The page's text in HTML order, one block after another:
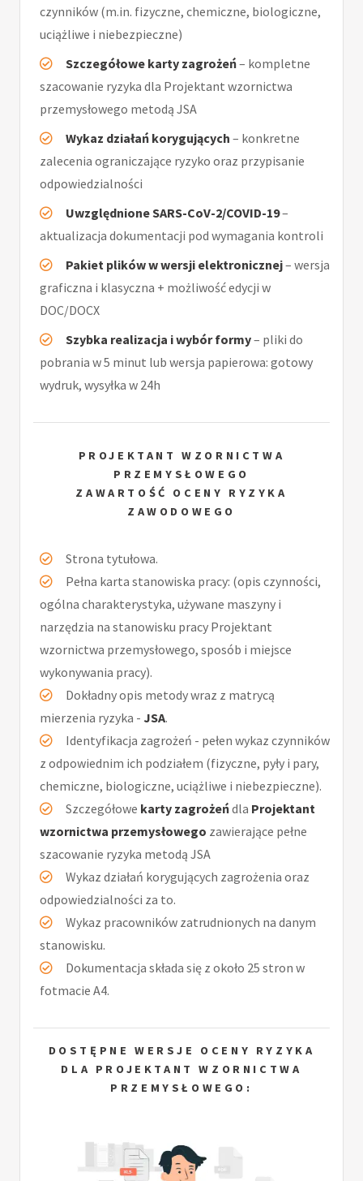
czynników (m.in. fizyczne, chemiczne, biologiczne,
uciążliwe i niebezpieczne)
Szczegółowe karty zagrożeń– kompletne
szacowanie ryzyka dla Projektant wzornictwa
przemysłowego metodą JSA
Wykaz działań korygujących – konkretne
zalecenia ograniczające ryzyko oraz przypisanie
odpowiedzialności
Uwzględnione SARS-CoV-2/COVID-19–
aktualizacja dokumentacji pod wymagania kontroli
Pakiet plików w wersji elektronicznej– wersja
graficzna i klasyczna + możliwość edycji w
DOC/DOCX
Szybka realizacja i wybór formy– pliki do
pobrania w 5 minut lub wersja papierowa: gotowy
wydruk, wysyłka w 24h
PROJEKTANT WZORNICTWA
PRZEMYSŁOWEGO
ZAWARTOŚĆ OCENY RYZYKA
ZAWODOWEGO
Strona tytułowa.
Pełna karta stanowiska pracy: (opis czynności,
ogólna charakterystyka, używane maszyny i
narzędzia na stanowisku pracy Projektant
wzornictwa przemysłowego, sposób i miejsce
wykonywania pracy).
Dokładny opis metody wraz z matrycą
mierzenia ryzyka - JSA.
Identyfikacja zagrożeń - pełen wykaz czynników
z odpowiednim ich podziałem (fizyczne, pyły i pary,
chemiczne, biologiczne, uciążliwe i niebezpieczne).
Szczegółowe karty zagrożeńdla Projektant
wzornictwa przemysłowego zawierające pełne
szacowanie ryzyka metodą JSA
Wykaz działań korygujących zagrożenia oraz
odpowiedzialności za to.
Wykaz pracowników zatrudnionych na danym
stanowisku.
Dokumentacja składa się z około 25 stron w
fotmacie A4.
DOSTĘPNE WERSJE OCENY RYZYKA
DLA PROJEKTANT WZORNICTWA
PRZEMYSŁOWEGO: